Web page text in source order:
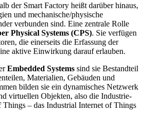
der Smart Factory heißt darüber hinaus,
und mechanische/physische
verbunden sind. Eine zentrale Rolle
Physical Systems (CPS). Sie verfügen
die einerseits die Erfassung der
aktive Einwirkung darauf erlauben.
Embedded Systems sind sie Bestandteil
Materialien, Gebäuden und
bilden sie ein dynamisches Netzwerk
virtuellen Objekten, also die Industrie-
Things – das Industrial Internet of Things